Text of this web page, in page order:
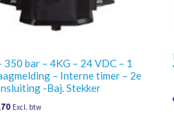
350 bar – 4KG – 24 VDC – 1
– Interne timer – 2e
-Baj. Stekker
Excl. btw